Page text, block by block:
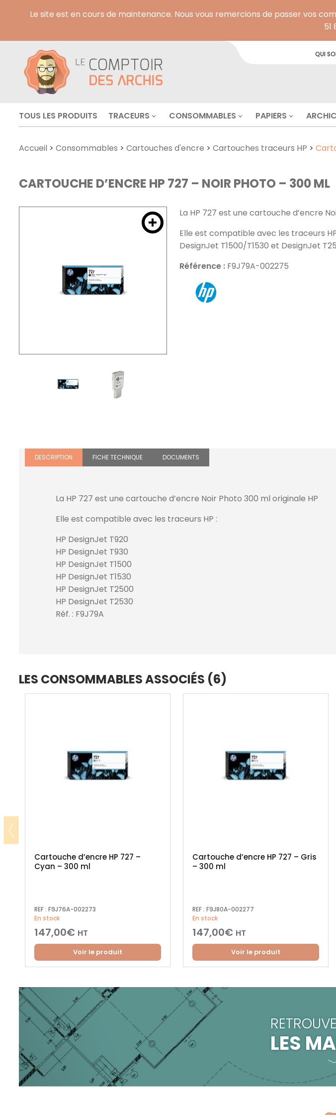
Le site est en cours de maintenance. Nous vous remercions de passer vos
51
QUI
TOUS LES PRODUITS TRACEURS CONSOMMABLES PAPIERS
Accueil > Consommables > Cartouches d'encre > Cartouches traceurs HP >
CARTOUCHE D’ENCRE HP 727 – NOIR PHOTO – 300 ML
La HP 727 est une cartouche d’encre
Elle est compatible avec les traceurs
DesignJet T1500/T1530 et DesignJet
Référence : F9J79A-002275
DESCRIPTION FICHE TECHNIQUE DOCUMENTS
La HP 727 est une cartouche d’encre Noir Photo 300 ml originale HP
Elle est compatible avec les traceurs HP :
HP DesignJet T920
HP DesignJet T930
HP DesignJet T1500
HP DesignJet T1530
HP DesignJet T2500
HP DesignJet T2530
Réf. : F9J79A
LES CONSOMMABLES ASSOCIÉS (6)
Cartouche d’encre HP 727 –
Cyan – 300 ml
REF : F9J76A-002273
En stock
147,00€ HT
Voir le produit
Cartouche d’encre HP 727 – Gris
– 300 ml
REF : F9J80A-002277
En stock
147,00€ HT
Voir le produit
LES